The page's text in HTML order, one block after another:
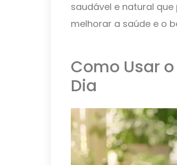
saudável e natural
melhorar a saúde e o
Como Usar
Dia